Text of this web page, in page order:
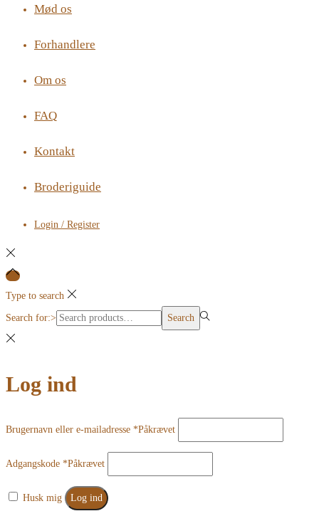
Mød os
Forhandlere
Om os
FAQ
Kontakt
Broderiguide
Login / Register
Type to search
Search for:> Search
Log ind
Brugernavn eller e-mailadresse *Påkrævet
Adgangskode *Påkrævet
Husk mig Log ind